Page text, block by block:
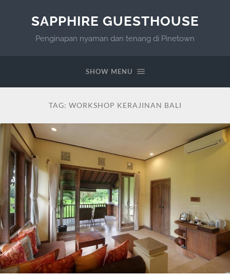
SAPPHIRE GUESTHOUSE
Penginapan nyaman dan tenang di Pinetown
SHOW MENU
TAG: WORKSHOP KERAJINAN BALI